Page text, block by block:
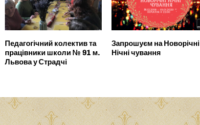
Педагогічний колектив та
працівники школи № 91 м.
Львова у Страдчі
Запрошуєм на Новорічні
Нічні чування